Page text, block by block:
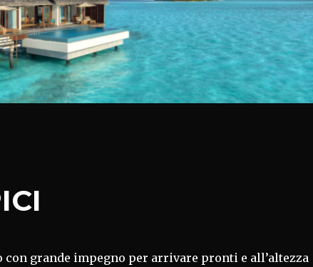
con grande impegno per arrivare pronti e all’altezza